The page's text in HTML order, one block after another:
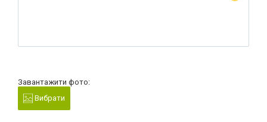
Завантажити фото:
Вибрати